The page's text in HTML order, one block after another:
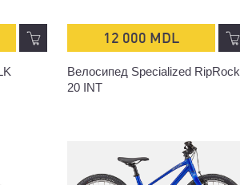
12 000 MDL
Велосипед Specialized RipRock
20 INT